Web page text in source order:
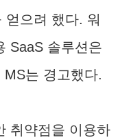
얻으려 했다. 워
SaaS 솔루션은
는 경고했다.
취약점을 이용하